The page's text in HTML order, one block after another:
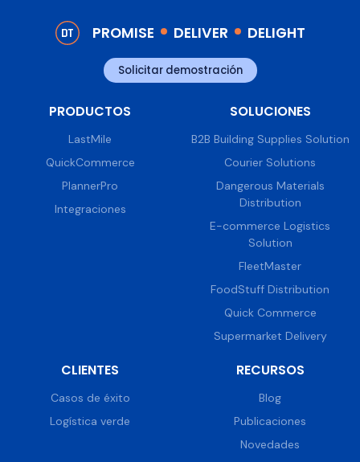
PROMISE DELIVER DELIGHT
Solicitar demostración
PRODUCTOS
LastMile
QuickCommerce
PlannerPro
Integraciones
SOLUCIONES
B2B Building Supplies Solution
Courier Solutions
Dangerous Materials
Distribution
E-commerce Logistics
Solution
FleetMaster
FoodStuff Distribution
Quick Commerce
Supermarket Delivery
CLIENTES
Casos de éxito
Logística verde
RECURSOS
Blog
Publicaciones
Novedades